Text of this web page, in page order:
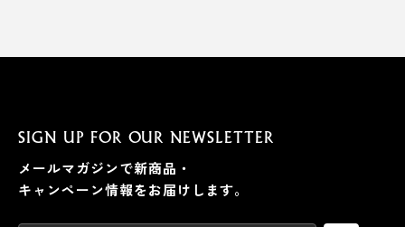
SIGN UP FOR OUR NEWSLETTER
メールマガジンで新商品・
キャンペーン情報をお届けします。